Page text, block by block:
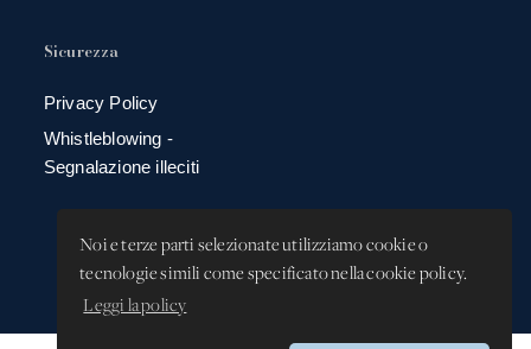
Noi e terze parti selezionate utilizziamo cookie o
tecnologie simili come specificato nella cookie policy.
Leggi la policy
Sicurezza
Privacy Policy
Whistleblowing -
Segnalazione illeciti